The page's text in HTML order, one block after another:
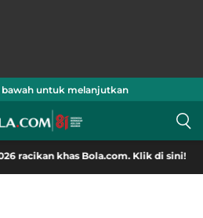
bawah untuk melanjutkan
khas Bola.com. Klik di sini!